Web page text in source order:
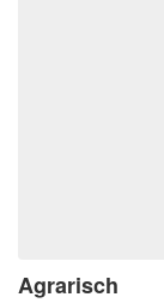
Agrarisch